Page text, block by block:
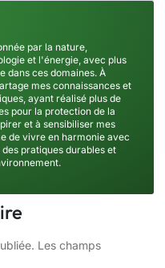
par la nature,
et l'énergie, avec plus
dans ces domaines. À
mes connaissances et
ayant réalisé plus de
pour la protection de la
et à sensibiliser mes
de vivre en harmonie avec
pratiques durables et
Les champs